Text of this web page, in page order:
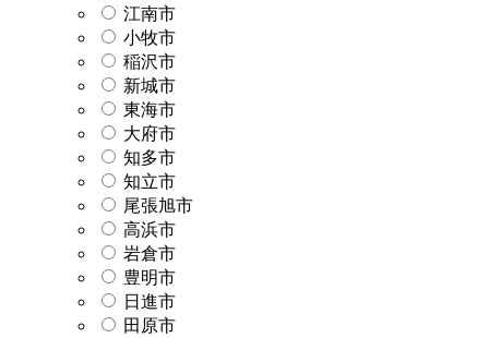
江南市
小牧市
稲沢市
新城市
東海市
大府市
知多市
知立市
尾張旭市
高浜市
岩倉市
豊明市
日進市
田原市